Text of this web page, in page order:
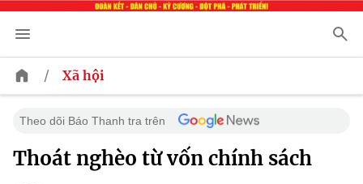
/ Xã hội
Theo dõi Báo Thanh tra trên
Thoát nghèo từ vốn chính sách